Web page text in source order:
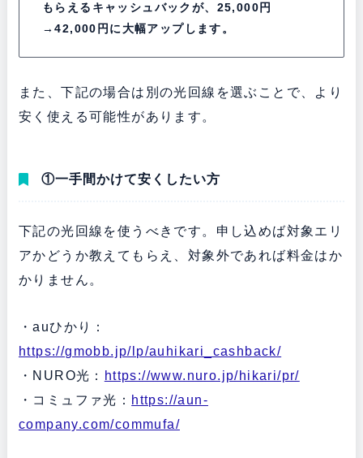
もらえるキャッシュバックが、25,000円
→42,000円に大幅アップします。
また、下記の場合は別の光回線を選ぶことで、より
安く使える可能性があります。
①一手間かけて安くしたい方
下記の光回線を使うべきです。申し込めば対象エリ
アかどうか教えてもらえ、対象外であれば料金はか
かりません。
・auひかり：
https://gmobb.jp/lp/auhikari_cashback/
・NURO光：
https://www.nuro.jp/hikari/pr/
・コミュファ光： https://aun-
company.com/commufa/